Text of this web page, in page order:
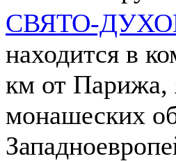
СВЯТО-
находится в
км от Парижа,
монашеских